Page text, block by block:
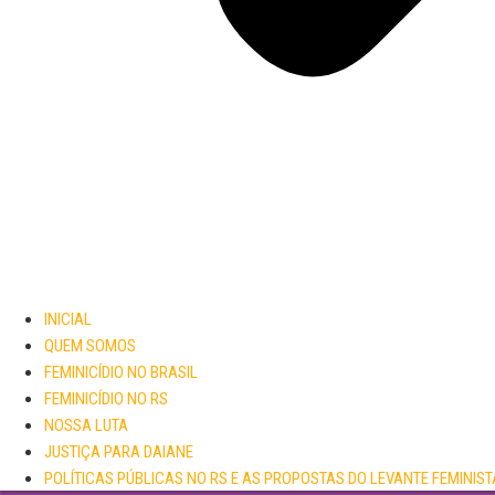
INICIAL
QUEM SOMOS
FEMINICÍDIO NO BRASIL
FEMINICÍDIO NO RS
NOSSA LUTA
JUSTIÇA PARA DAIANE
POLÍTICAS PÚBLICAS NO RS E AS PROPOSTAS DO LEVANTE